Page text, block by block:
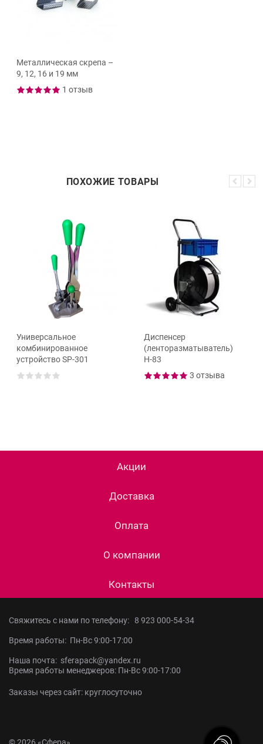
Металлическая скрепа –
9, 12, 16 и 19 мм
1 отзыв
ПОХОЖИЕ ТОВАРЫ
Универсальное
комбинированное
устройство SP-301
Диспенсер
(ленторазматыватель)
Н-83
3 отзыва
Акции
Доставка
Оплата
О компании
Контакты
Свяжитесь с нами по телефону: 8 923 000-54-34
Время работы: Пн-Вс 9:00-17:00
Наша почта: sferapack@yandex.ru
Время работы менеджеров: Пн-Вс 9:00-17:00
Заказы через сайт: круглосуточно